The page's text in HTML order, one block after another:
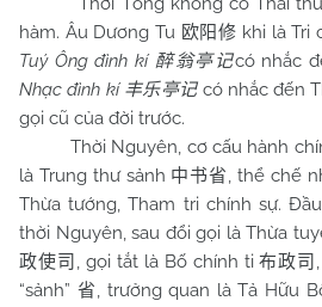
hàm. Âu Dương Tu 欧阳修 khi là Tri
Tuý Ông đình kí 醉翁亭记có nhắc
Nhạc đình kí丰乐亭记 có nhắc đến
gọi cũ của đời trước.
Thời Nguyên, cơ cấu hành
là Trung thư sảnh 中书省, thể chế
Thừa tướng, Tham tri chính sự.
thời Nguyên, sau đổi gọi là Thừa
政使司 , gọi tắt là Bố chính ti布政司
“sảnh” 省, trưởng quan là Tả Hữu